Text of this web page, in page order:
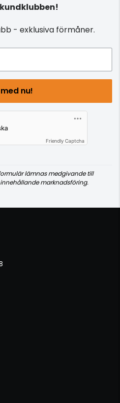
- exklusiva förmåner.
nu!
Friendly Captcha
lämnas medgivande till
marknadsföring.